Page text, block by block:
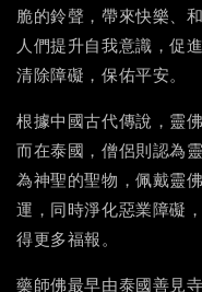
脆的鈴聲，帶來快樂、
人們提升自我意識，促
清除障礙，保佑平安。
根據中國古代傳說，靈
而在泰國，僧侶則認為
為神聖的聖物，佩戴靈
運，同時淨化惡業障礙
得更多福報。
藥師佛最早由泰國善見